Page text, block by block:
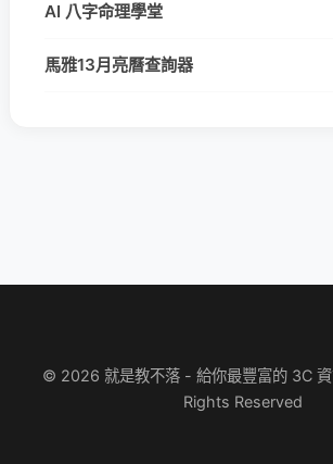
AI 八字命理學堂
馬雅13月亮曆查詢器
© 2026 就是教不落 - 給你最豐富的 3C
Rights Reserved